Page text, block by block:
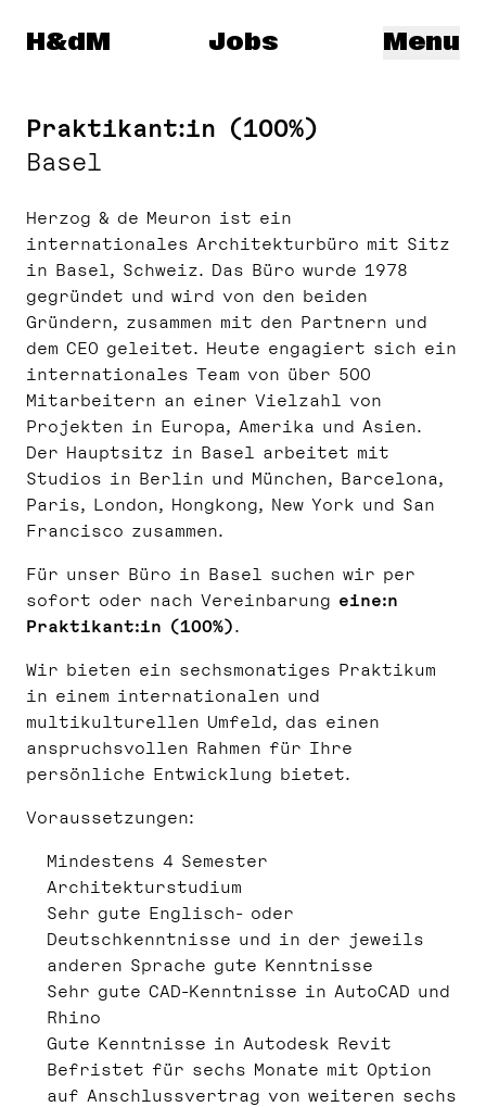
Herzog & de Meuron
H&dM Menu
Jobs
Praktikant:in (100%)
Basel
Herzog & de Meuron ist ein
internationales Architekturbüro mit Sitz
in Basel, Schweiz. Das Büro wurde 1978
gegründet und wird von den beiden
Gründern, zusammen mit den Partnern und
dem CEO geleitet. Heute engagiert sich ein
internationales Team von über 500
Mitarbeitern an einer Vielzahl von
Projekten in Europa, Amerika und Asien.
Der Hauptsitz in Basel arbeitet mit
Studios in Berlin und München, Barcelona,
Paris, London, Hongkong, New York und San
Francisco zusammen.
Für unser Büro in Basel suchen wir per
sofort oder nach Vereinbarung eine:n
Praktikant:in (100%).
Wir bieten ein sechsmonatiges Praktikum
in einem internationalen und
multikulturellen Umfeld, das einen
anspruchsvollen Rahmen für Ihre
persönliche Entwicklung bietet.
Voraussetzungen:
Mindestens 4 Semester
Architekturstudium
Sehr gute Englisch- oder
Deutschkenntnisse und in der jeweils
anderen Sprache gute Kenntnisse
Sehr gute CAD-Kenntnisse in AutoCAD und
Rhino
Gute Kenntnisse in Autodesk Revit
Befristet für sechs Monate mit Option
auf Anschlussvertrag von weiteren sechs